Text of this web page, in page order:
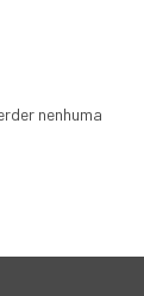
nenhuma